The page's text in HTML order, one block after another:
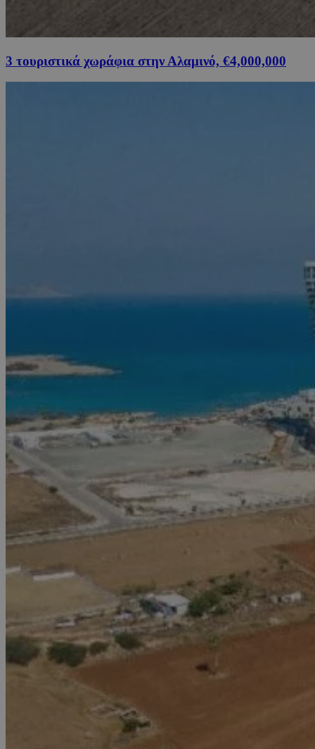
3 τουριστικά χωράφια στην Αλαμινό, €4,000,000